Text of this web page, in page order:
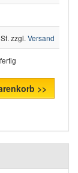
zzgl. Versand
>>